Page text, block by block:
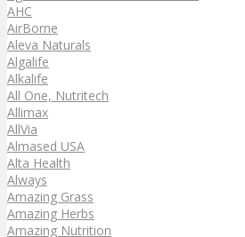
AHC
AirBorne
Aleva Naturals
Algalife
Alkalife
All One, Nutritech
Allimax
AllVia
Almased USA
Alta Health
Always
Amazing Grass
Amazing Herbs
Amazing Nutrition